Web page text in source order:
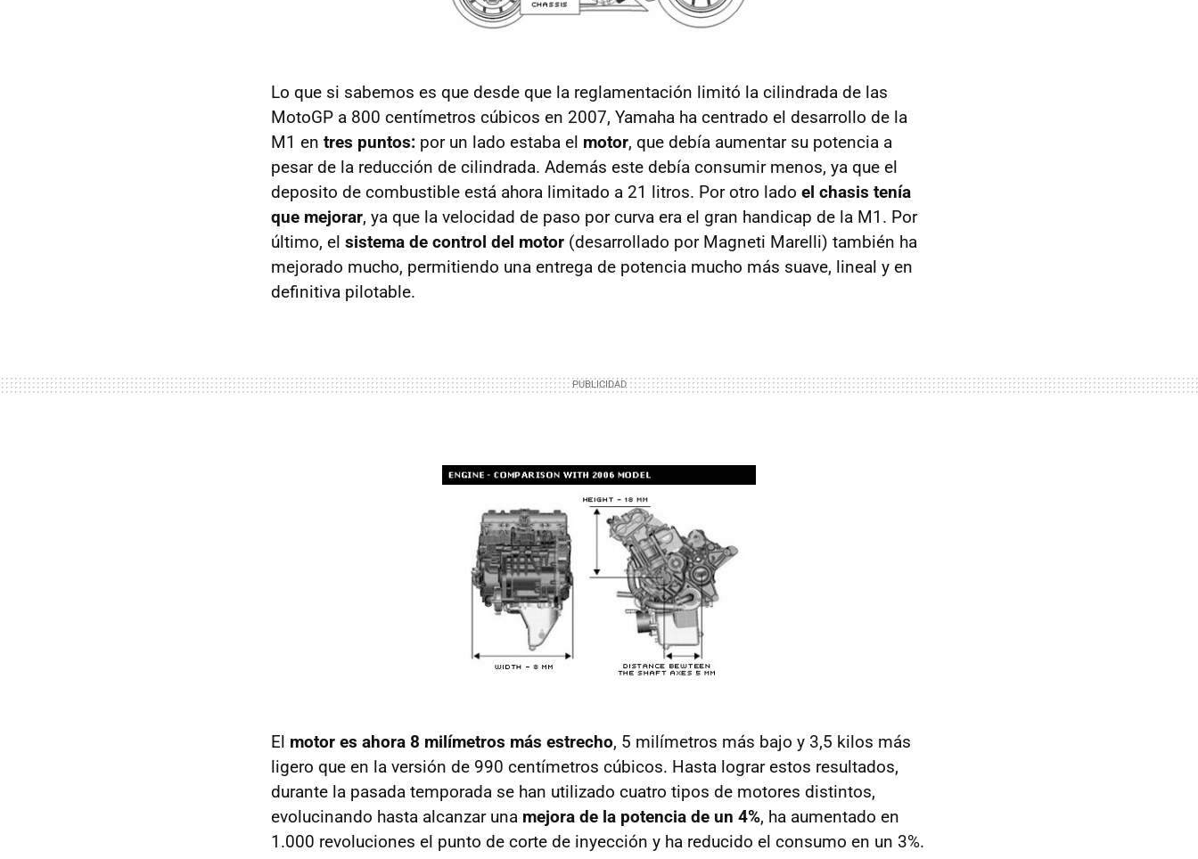
Lo que si sabemos es que desde que la reglamentación limitó la cilindrada de las
MotoGP a 800 centímetros cúbicos en 2007, Yamaha ha centrado el desarrollo de la
M1 en tres puntos: por un lado estaba el motor, que debía aumentar su potencia a
pesar de la reducción de cilindrada. Además este debía consumir menos, ya que el
deposito de combustible está ahora limitado a 21 litros. Por otro lado el chasis tenía
que mejorar, ya que la velocidad de paso por curva era el gran handicap de la M1. Por
último, el sistema de control del motor (desarrollado por Magneti Marelli) también ha
mejorado mucho, permitiendo una entrega de potencia mucho más suave, lineal y en
definitiva pilotable.
El motor es ahora 8 milímetros más estrecho, 5 milímetros más bajo y 3,5 kilos más
ligero que en la versión de 990 centímetros cúbicos. Hasta lograr estos resultados,
durante la pasada temporada se han utilizado cuatro tipos de motores distintos,
evolucinando hasta alcanzar una mejora de la potencia de un 4%, ha aumentado en
1.000 revoluciones el punto de corte de inyección y ha reducido el consumo en un 3%.